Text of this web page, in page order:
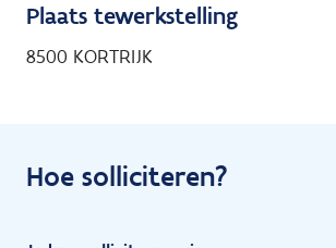
Plaats tewerkstelling
8500 KORTRIJK
Hoe solliciteren?